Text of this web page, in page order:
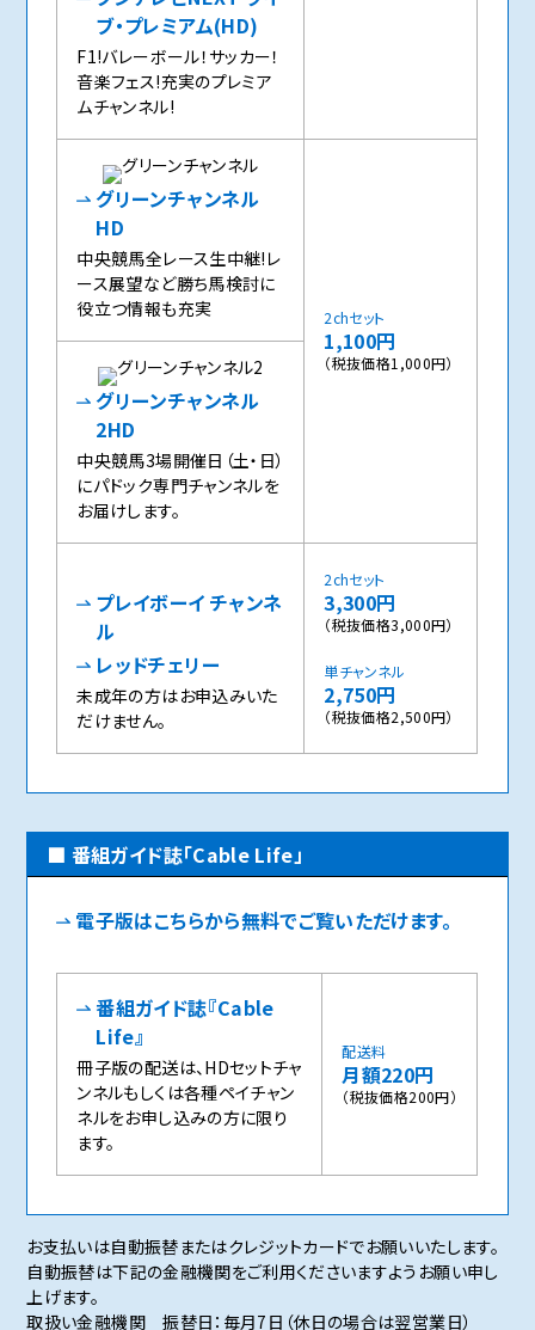
ブ・プレミアム(HD)
F1!バレーボール！サッカー！
音楽フェス!充実のプレミア
ムチャンネル!
グリーンチャンネル
HD
中央競馬全レース生中継!レ
ース展望など勝ち馬検討に
役立つ情報も充実
2chセット
1,100円
（税抜価格1,000円）
グリーンチャンネル
2HD
中央競馬3場開催日（土・日）
にパドック専門チャンネルを
お届けします。
プレイボーイ チャンネ
ル
レッドチェリー
未成年の方はお申込みいた
だけません。
2chセット
3,300円
（税抜価格3,000円）
単チャンネル
2,750円
（税抜価格2,500円）
番組ガイド誌「Cable Life」
電子版はこちらから無料でご覧いただけます。
番組ガイド誌『Cable
Life』
冊子版の配送は、HDセットチャ
ンネルもしくは各種ペイチャン
ネルをお申し込みの方に限り
ます。
配送料
月額220円
（税抜価格200円）
お支払いは自動振替またはクレジットカードでお願いいたします。
自動振替は下記の金融機関をご利用くださいますようお願い申し
上げます。
取扱い金融機関 振替日：毎月7日（休日の場合は翌営業日）